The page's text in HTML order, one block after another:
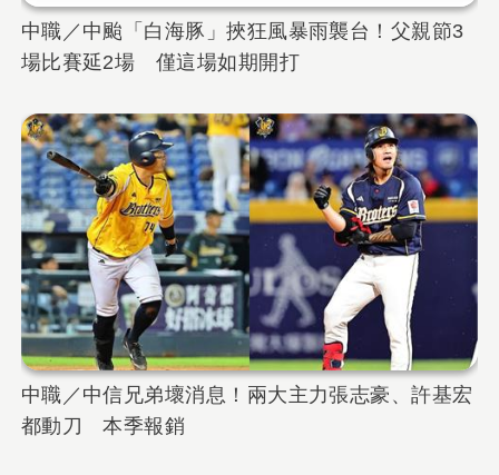
中職／中颱「白海豚」挾狂風暴雨襲台！父親節3
場比賽延2場 僅這場如期開打
中職／中信兄弟壞消息！兩大主力張志豪、許基宏
都動刀 本季報銷